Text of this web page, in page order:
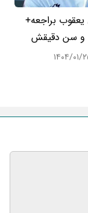
یعقوب براجعه+
و سن دقیقش
۰۱/۲۵